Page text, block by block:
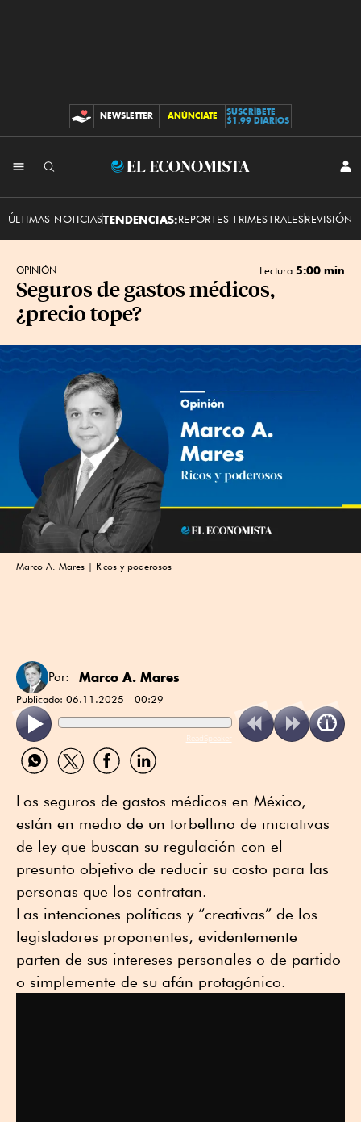
CONTRIBUCIONES
NEWSLETTER ANÚNCIATE
SUSCRÍBETE
$1.99 DIARIOS
El
ÚLTIMAS NOTICIASTENDENCIAS:REPORTES TRIMESTRALESREVISIÓN
OPINIÓN Lectura 5:00 min
Seguros de gastos médicos,
¿precio tope?
Marco A. Mares | Ricos y poderosos
Por: Marco A. Mares
Publicado: 06.11.2025 - 00:29
ReadSpeaker
Compartir
por
Compartir
por
Compartir
por
Compartir
por
Los seguros de gastos médicos en México,
están en medio de un torbellino de iniciativas
de ley que buscan su regulación con el
presunto objetivo de reducir su costo para las
personas que los contratan.
Las intenciones políticas y “creativas” de los
legisladores proponentes, evidentemente
parten de sus intereses personales o de partido
o simplemente de su afán protagónico.